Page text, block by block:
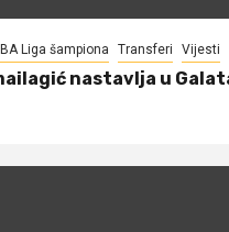
Liga šampiona Transferi Vijesti
nastavlja u